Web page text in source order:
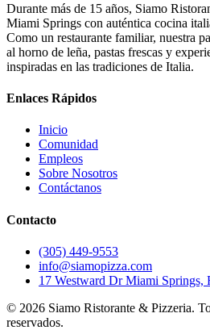
Durante más de 15 años, Siamo
Miami Springs con auténtica cocina
Como un restaurante familiar, nuestra
al horno de leña, pastas frescas y
inspiradas en las tradiciones de Italia.
Enlaces Rápidos
Inicio
Comunidad
Empleos
Sobre Nosotros
Contáctanos
Contacto
(305) 449-9553
info@siamopizza.com
17 Westward Dr Miami Springs,
© 2026 Siamo Ristorante & Pizzeria.
reservados.